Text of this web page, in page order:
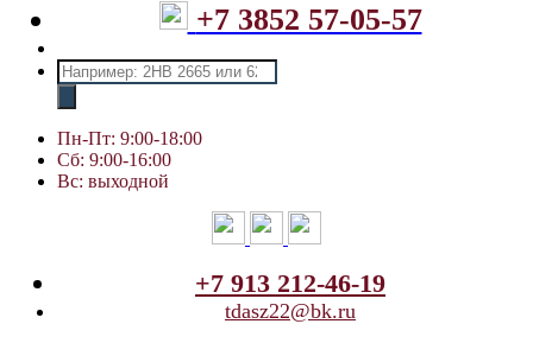
+7 3852 57-05-57
Поиск
товаров
Пн-Пт: 9:00-18:00
Сб: 9:00-16:00
Вс: выходной
+7 913 212-46-19
tdasz22@bk.ru